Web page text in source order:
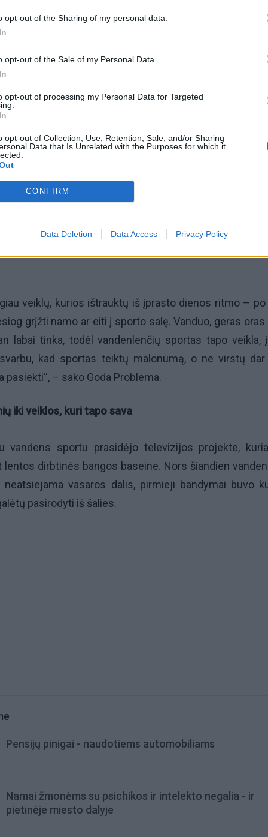
opt-out of the Sharing of my personal data.
opt-out of the Sale of my Personal Data.
opt-out of processing my Personal Data for Targeted
opt-out of Collection, Use, Retention, Sale, and/or Sharing
Data that Is Unrelated with the Purposes for which it
CONFIRM
Data Deletion Data Access Privacy Policy
teatro istorijoje“
pabaigą Ukrainoje
veiklų, kurios ištrauktų iš įprasto dienos ritmo – po
grįžti namo ar eiti į sporto salę. Vanduo, geras oras
labai tinka, todėl vandenlenčių sportas tapo veikla,
kad sportas teiktų malonumą, o ne virstų dar
pasiekti“, – sako Goda Problema.
iki veiklos, kuri tapo sava
vandens sportu prasidėjo televizijos projekte,
dirbtinės bangos baseine. Nors šiandien
vasaros dalis, pirmieji bandymai buvo
pasirodyti iš šalies.
Pensijų pinigai - naudotiems automobiliams
Namai žmonėms su psichikos ir intelekto negalia - ir
pietinėje miesto dalyje